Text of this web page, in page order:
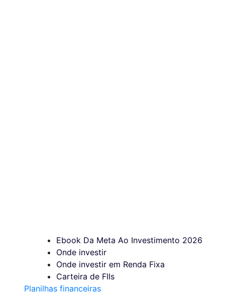
Ebook Da Meta Ao Investimento 2026
Onde investir
Onde investir em Renda Fixa
Carteira de FIIs
Planilhas financeiras